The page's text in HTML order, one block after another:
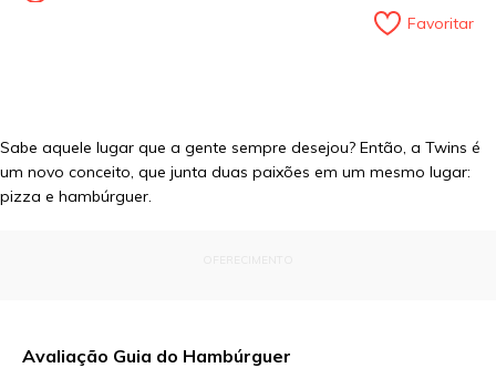
Favoritar
Sabe aquele lugar que a gente sempre desejou? Então, a Twins é
um novo conceito, que junta duas paixões em um mesmo lugar:
pizza e hambúrguer.
Avaliação Guia do Hambúrguer